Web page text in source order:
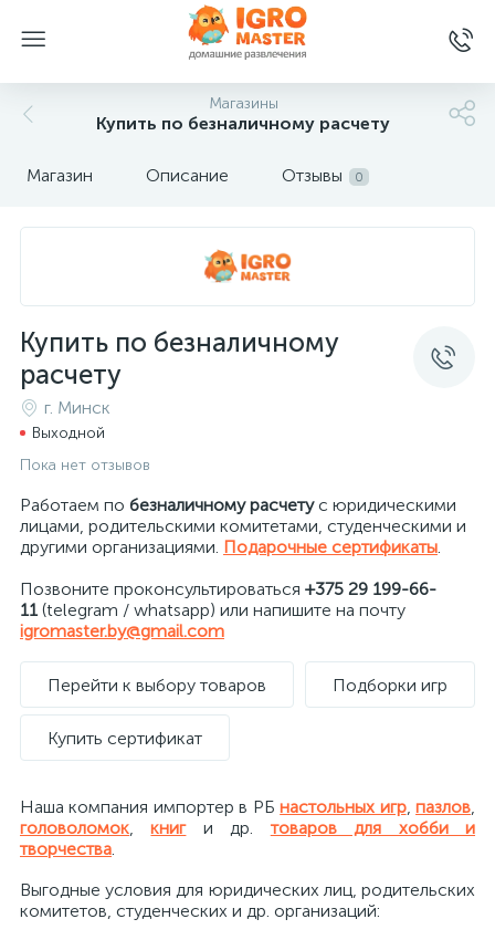
Магазины
Купить по безналичному расчету
Магазин Описание Отзывы 0
Купить по безналичному
расчету
г. Минск
Выходной
Пока нет отзывов
Работаем по безналичному расчетус юридическими
лицами, родительскими комитетами, студенческими и
другими организациями. Подарочные сертификаты.
Позвоните проконсультироваться +375 29 199-66-
11(telegram / whatsapp) или напишите на почту
igromaster.by@gmail.com
Перейти к выбору товаров Подборки игр
Купить сертификат
Наша компания импортер в РБнастольных игр,пазлов,
головоломок,книги др. товаров для хобби и
творчества.
Выгодные условия для юридических лиц, родительских
комитетов, студенческих и др. организаций: